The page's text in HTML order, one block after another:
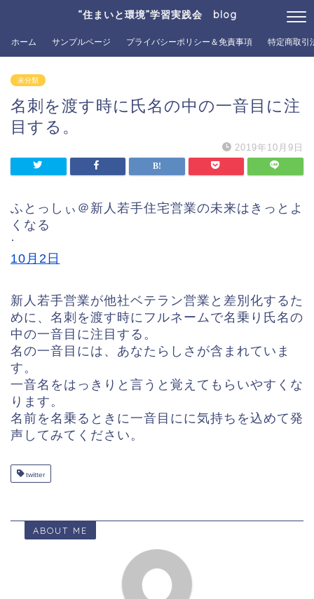
“住まいと環境”学習実践会 blog
ホーム サンプルページ プライバシーポリシー＆免責事項 特定商取引
未分類
名刺を渡す時に氏名の中の一音目に注
目する。
2019年10月9日
ふとっしぃ＠新人若手住宅営業の未来はきっとよ
くなる
·
10月2日
新人若手営業が他社ベテラン営業と差別化するた
めに、名刺を渡す時にフルネームで名乗り氏名の
中の一音目に注目する。
名の一音目には、あなたらしさが含まれていま
す。
一音名をはっきりと言うと覚えてもらいやすくな
ります。
名前を名乗るときに一音目にに気持ちを込めて発
声してみてください。
twitter
ABOUT ME